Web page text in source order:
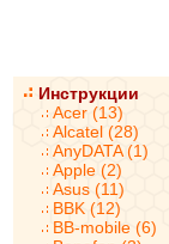
Инструкции
Acer (13)
Alcatel (28)
AnyDATA (1)
Apple (2)
Asus (11)
BBK (12)
BB-mobile (6)